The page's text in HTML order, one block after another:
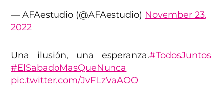
— AFAestudio (@AFAestudio) November 23,
2022
Una ilusión, una esperanza.#TodosJuntos
#ElSabadoMasQueNunca
pic.twitter.com/JvFLzVaAOO